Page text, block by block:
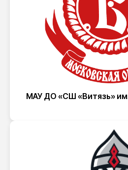
МАУ ДО «СШ «Витязь»